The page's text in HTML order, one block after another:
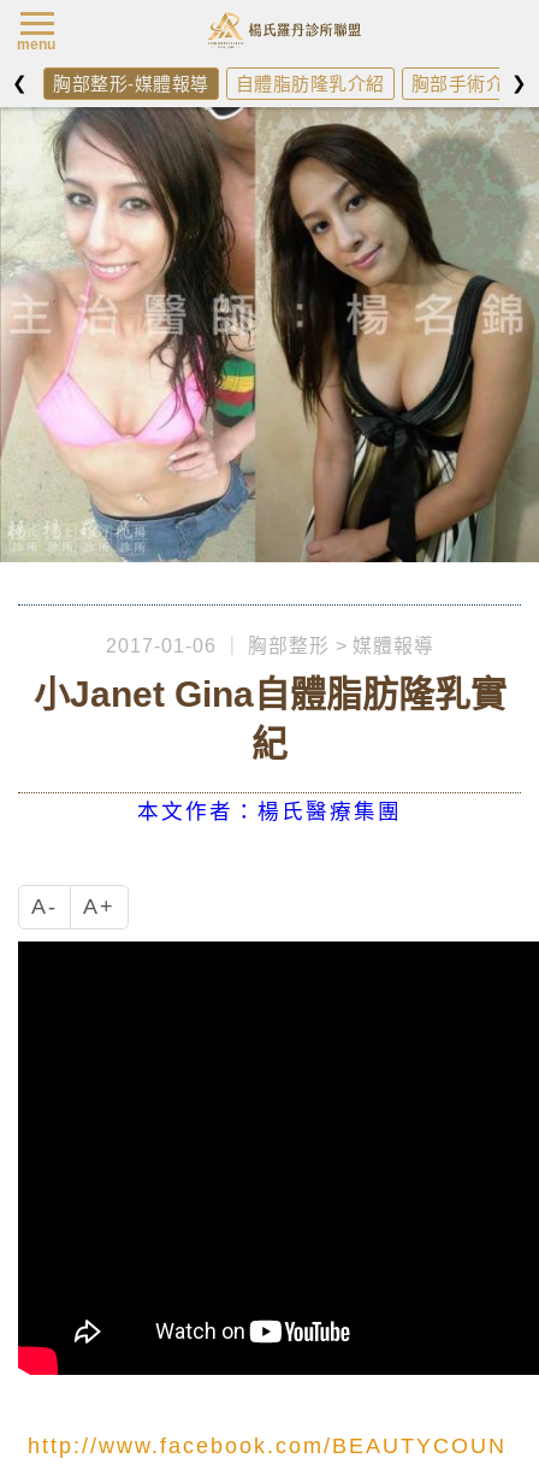
❮ 胸部整形-媒體報導 自體脂肪隆乳介紹 胸部手術介紹
❯
2017-01-06 胸部整形 媒體報導
小Janet Gina自體脂肪隆乳實
紀
本文作者：楊氏醫療集團
A- A+
http://www.facebook.com/BEAUTYCOUN
menu